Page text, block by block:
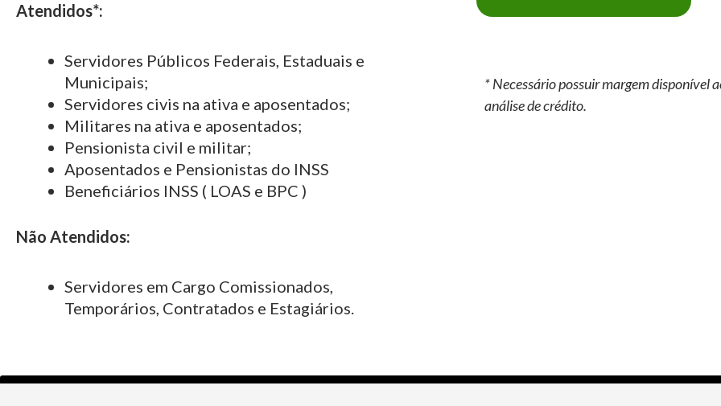
Atendidos*:
Servidores Públicos Federais, Estaduais e
Municipais;
Servidores civis na ativa e aposentados;
Militares na ativa e aposentados;
Pensionista civil e militar;
Aposentados e Pensionistas do INSS
Beneficiários INSS ( LOAS e BPC )
Não Atendidos:
Servidores em Cargo Comissionados,
Temporários, Contratados e Estagiários.
* Necessário possuir margem disponível
análise de crédito.